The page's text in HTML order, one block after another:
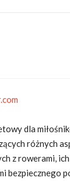
dla
różnych
z rowerami,
bezpiecznego